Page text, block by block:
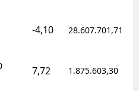
-4,10 28.607.701,71
7,72 1.875.603,30